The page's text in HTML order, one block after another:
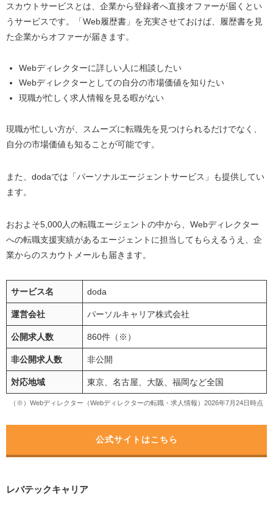
スカウトサービスとは、企業から登録者へ直接オファーが届くとい
うサービスです。「Web履歴書」を充実させておけば、履歴書を見
た企業からオファーが届きます。
Webディレクターに詳しい人に相談したい
Webディレクターとしての自分の市場価値を知りたい
現職が忙しく求人情報を見る暇がない
現職が忙しい方が、スムーズに転職先を見つけられるだけでなく、
自分の市場価値も知ることが可能です。
また、dodaでは「パーソナルエージェントサービス」も提供してい
ます。
おおよそ5,000人の転職エージェントの中から、Webディレクター
への転職支援実績があるエージェントに担当してもらえるうえ、企
業からのスカウトメールも届きます。
サービス名 doda
運営会社 パーソルキャリア株式会社
公開求人数 860件（※）
非公開求人数 非公開
対応地域 東京、名古屋、大阪、福岡など全国
（※）Webディレクター（Webディレクターの転職・求人情報）2026年7月24日時点
公式サイトはこちら
レバテックキャリア